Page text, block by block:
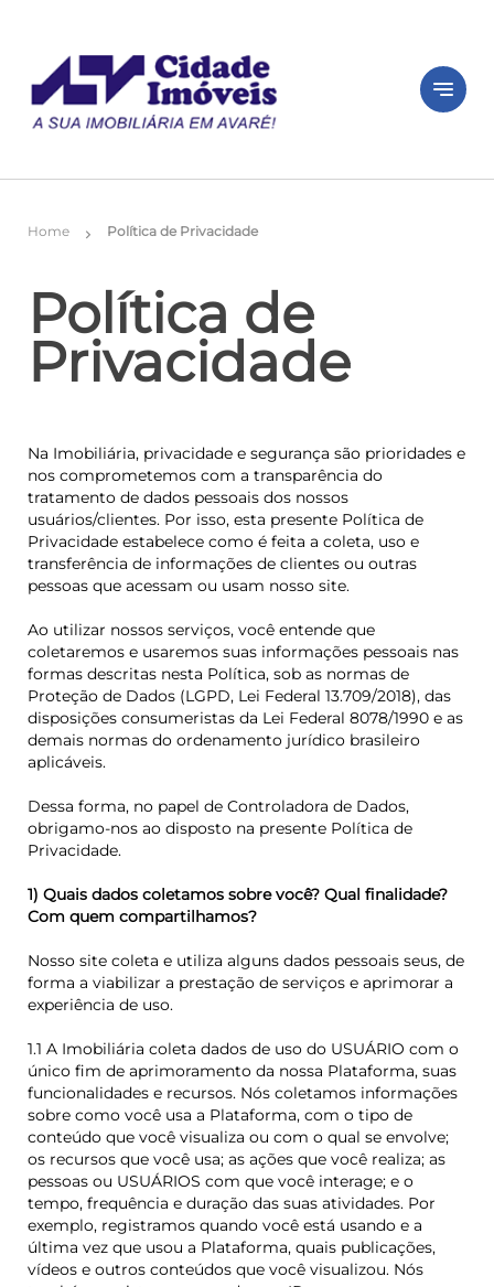
notes
Home chevron_right Política de Privacidade
Política de
Privacidade
Na Imobiliária, privacidade e segurança são prioridades e
nos comprometemos com a transparência do
tratamento de dados pessoais dos nossos
usuários/clientes. Por isso, esta presente Política de
Privacidade estabelece como é feita a coleta, uso e
transferência de informações de clientes ou outras
pessoas que acessam ou usam nosso site.
Ao utilizar nossos serviços, você entende que
coletaremos e usaremos suas informações pessoais nas
formas descritas nesta Política, sob as normas de
Proteção de Dados (LGPD, Lei Federal 13.709/2018), das
disposições consumeristas da Lei Federal 8078/1990 e as
demais normas do ordenamento jurídico brasileiro
aplicáveis.
Dessa forma, no papel de Controladora de Dados,
obrigamo-nos ao disposto na presente Política de
Privacidade.
1) Quais dados coletamos sobre você? Qual finalidade?
Com quem compartilhamos?
Nosso site coleta e utiliza alguns dados pessoais seus, de
forma a viabilizar a prestação de serviços e aprimorar a
experiência de uso.
1.1 A Imobiliária coleta dados de uso do USUÁRIO com o
único fim de aprimoramento da nossa Plataforma, suas
funcionalidades e recursos. Nós coletamos informações
sobre como você usa a Plataforma, com o tipo de
conteúdo que você visualiza ou com o qual se envolve;
os recursos que você usa; as ações que você realiza; as
pessoas ou USUÁRIOS com que você interage; e o
tempo, frequência e duração das suas atividades. Por
exemplo, registramos quando você está usando e a
última vez que usou a Plataforma, quais publicações,
vídeos e outros conteúdos que você visualizou. Nós